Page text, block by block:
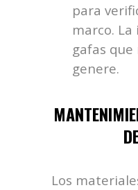
para
marco.
gafas
genere.
Los